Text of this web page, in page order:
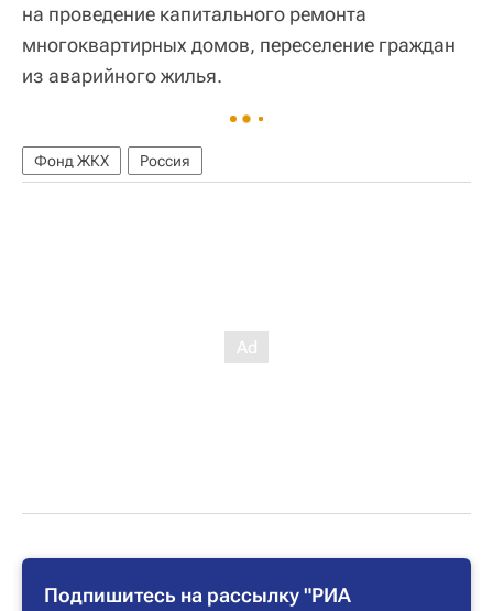
на проведение капитального ремонта
многоквартирных домов, переселение граждан
из аварийного жилья.
Фонд ЖКХ Россия
Подпишитесь на рассылку "РИА